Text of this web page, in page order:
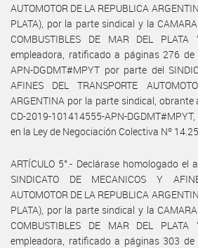
AUTOMOTOR DE LA REPUBLICA
PLATA), por la parte sindical y la CAMARA
COMBUSTIBLES DE MAR DEL
empleadora, ratificado a páginas 276 de
APN-DGDMT#MPYT por parte del
AFINES DEL TRANSPORTE
ARGENTINA por la parte sindical,
CD-2019-101414555-APN-
en la Ley de Negociación Colectiva Nº
ARTÍCULO 5°.- Declárase homologado el
SINDICATO DE MECANICOS Y
AUTOMOTOR DE LA REPUBLICA
PLATA), por la parte sindical y la CAMARA
COMBUSTIBLES DE MAR DEL
empleadora, ratificado a páginas 303 de